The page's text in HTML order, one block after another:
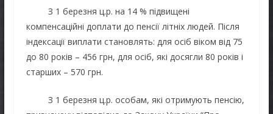
З 1 березня ц.р. на 14 % підвищені
компенсаційні доплати до пенсії літніх людей. Після
індексації виплати становлять: для осіб віком від 75
до 80 років – 456 грн, для осіб, які досягли 80 років і
старших – 570 грн.
З 1 березня ц.р. особам, які отримують пенсію,